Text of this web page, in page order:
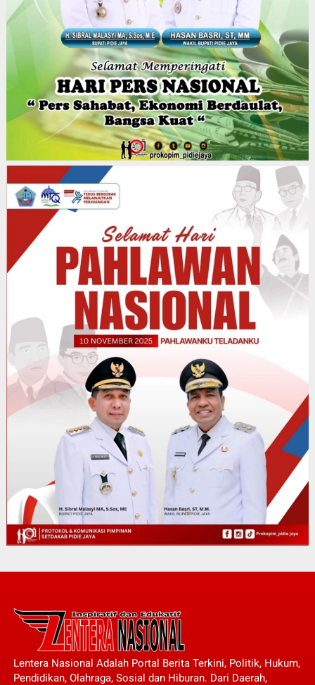
Lentera Nasional Adalah Portal Berita Terkini, Politik, Hukum,
Pendidikan, Olahraga, Sosial dan Hiburan. Dari Daerah,